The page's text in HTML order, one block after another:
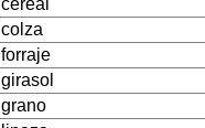
cereal
colza
forraje
girasol
grano